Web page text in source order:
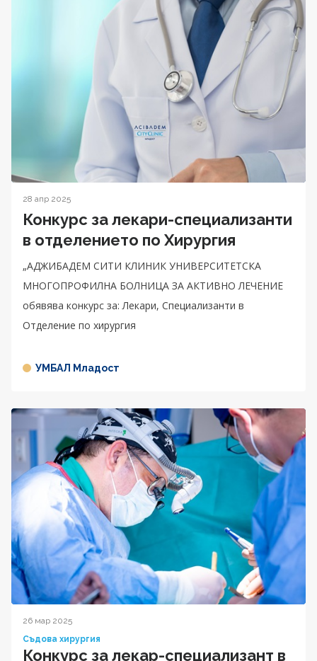
28 апр 2025
Конкурс за лекари-специализанти
в отделението по Хирургия
„АДЖИБАДЕМ СИТИ КЛИНИК УНИВЕРСИТЕТСКА
МНОГОПРОФИЛНА БОЛНИЦА ЗА АКТИВНО ЛЕЧЕНИЕ
обявява конкурс за: Лекари, Специализанти в
Отделение по хирургия
УМБАЛ Младост
26 мар 2025
Съдова хирургия
Конкурс за лекар-специализант в